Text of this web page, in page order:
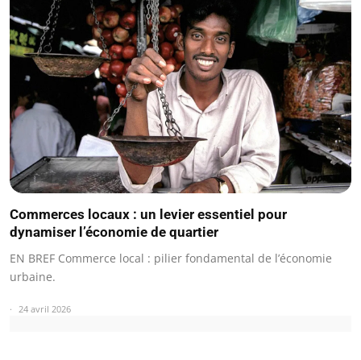
Commerces locaux : un levier essentiel pour
dynamiser l’économie de quartier
EN BREF Commerce local : pilier fondamental de l’économie
urbaine.
24 avril 2026